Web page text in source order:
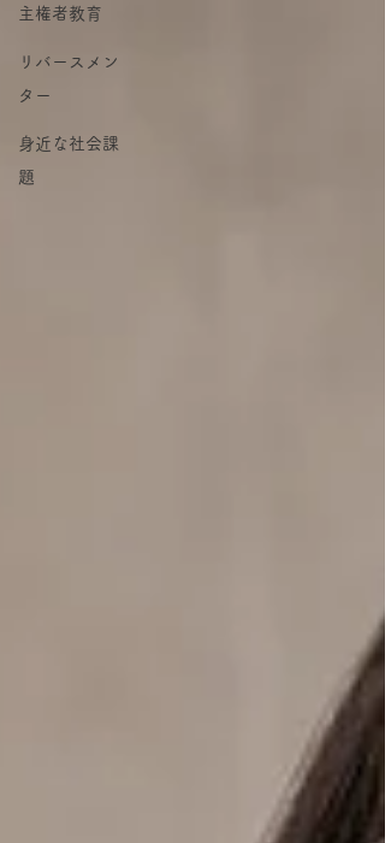
主権者教育
リバースメン
ター
身近な社会課
題